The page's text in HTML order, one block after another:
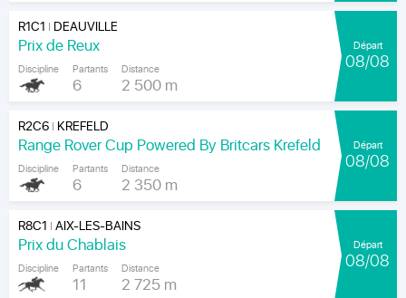
R1C1 | DEAUVILLE
Prix de Reux
Discipline Partants
6
Distance
2 500 m
Départ
08/08
R2C6| KREFELD
Range Rover Cup Powered By Britcars Krefeld
Discipline Partants
6
Distance
2 350 m
Départ
08/08
R8C1 |AIX-LES-BAINS
Prix du Chablais
Discipline Partants
11
Distance
2 725 m
Départ
08/08